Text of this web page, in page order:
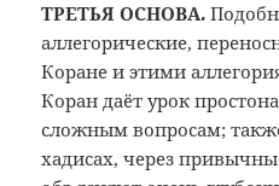
ТРЕТЬЯ ОСНОВА.
аллегорические,
Коране и этими
Коран даёт урок
сложным вопросам;
хадисах, через